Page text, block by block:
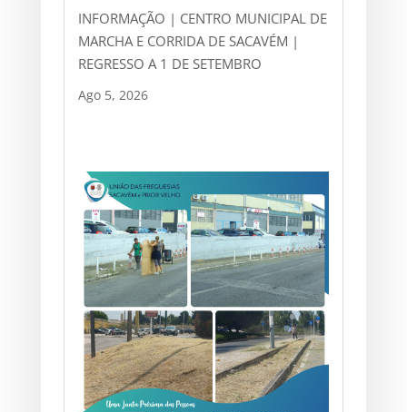
INFORMAÇÃO | CENTRO MUNICIPAL DE
MARCHA E CORRIDA DE SACAVÉM |
REGRESSO A 1 DE SETEMBRO
Ago 5, 2026